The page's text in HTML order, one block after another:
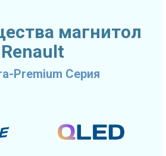
магнитол
Renault
Premium Серия